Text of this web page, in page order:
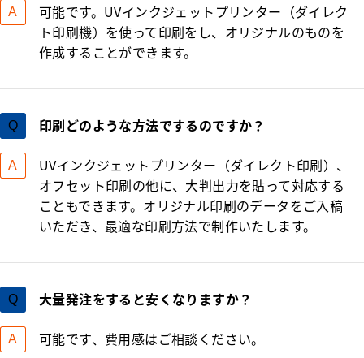
可能です。UVインクジェットプリンター（ダイレク
ト印刷機）を使って印刷をし、オリジナルのものを
作成することができます。
印刷どのような方法でするのですか？
UVインクジェットプリンター（ダイレクト印刷）、
オフセット印刷の他に、大判出力を貼って対応する
こともできます。オリジナル印刷のデータをご入稿
いただき、最適な印刷方法で制作いたします。
大量発注をすると安くなりますか？
可能です、費用感はご相談ください。